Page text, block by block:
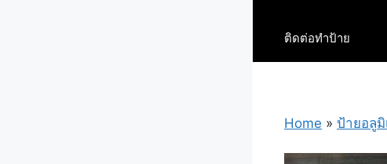
ติดต่อทำป้าย
Home » ป้ายอลูมิ